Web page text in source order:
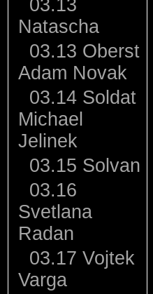
03.13
Natascha
03.13 Oberst
Adam Novak
03.14 Soldat
Michael
Jelinek
03.15 Solvan
03.16
Svetlana
Radan
03.17 Vojtek
Varga